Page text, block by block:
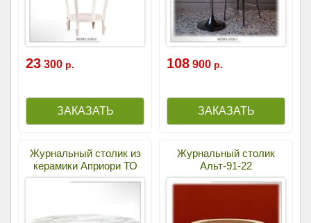
23 300 р. 108 900 р.
Журнальный столик из
керамики Априори ТО
Журнальный столик
Альт-91-22